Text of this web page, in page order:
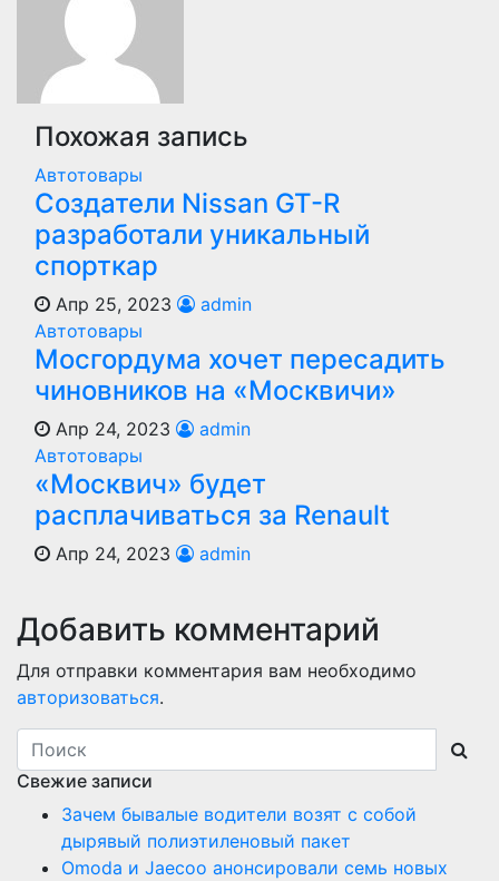
Похожая запись
Автотовары
Создатели Nissan GT-R
разработали уникальный
спорткар
Апр 25, 2023
admin
Автотовары
Мосгордума хочет пересадить
чиновников на «Москвичи»
Апр 24, 2023
admin
Автотовары
«Москвич» будет
расплачиваться за Renault
Апр 24, 2023 admin
Добавить комментарий
Для отправки комментария вам необходимо
авторизоваться.
Свежие записи
Зачем бывалые водители возят с собой
дырявый полиэтиленовый пакет
Оmoda и Jaecoo анонсировали семь новых